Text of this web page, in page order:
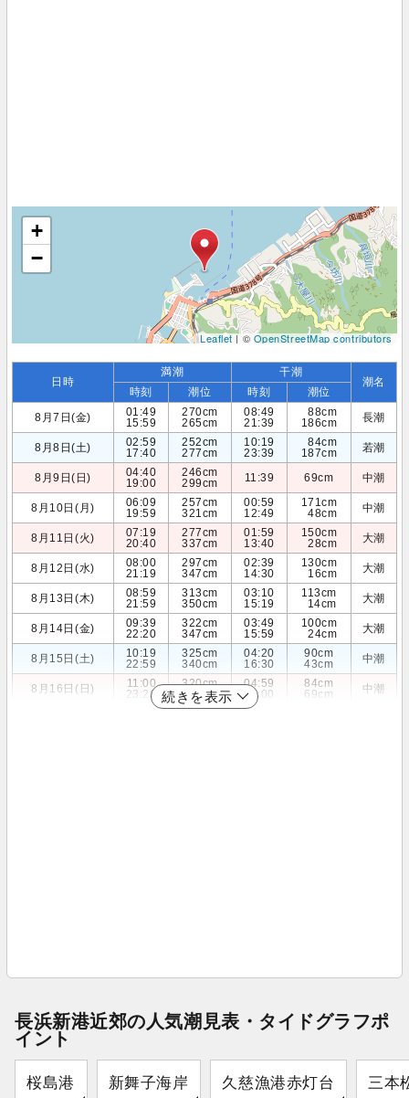
+
−
Leaflet| ©OpenStreetMap contributors
日時
満潮 干潮
潮名
時刻 潮位 時刻
潮位
8月7日(金)
01:49
15:59
270cm
265cm
08:49
21:39
88cm
186cm
長潮
8月8日(土)
02:59
17:40
252cm
277cm
10:19
23:39
84cm
187cm
若潮
8月9日(日)
04:40
19:00
246cm
299cm
11:39 69cm 中潮
8月10日(月)
06:09
19:59
257cm
321cm
00:59
12:49
171cm
48cm
中潮
8月11日(火)
07:19
20:40
277cm
337cm
01:59
13:40
150cm
28cm
大潮
8月12日(水)
08:00
21:19
297cm
347cm
02:39
14:30
130cm
16cm
大潮
8月13日(木)
08:59
21:59
313cm
350cm
03:10
15:19
113cm
14cm
大潮
8月14日(金)
09:39
22:20
322cm
347cm
03:49
15:59
100cm
24cm
大潮
8月15日(土)
10:19
22:59
325cm
340cm
04:20
16:30
90cm
43cm
中潮
8月16日(日)
11:00
23:20
320cm
328cm
04:59
17:00
84cm
69cm
中潮
続きを表示
長浜新港近郊の人気潮見表・タイドグラフポ
イント
桜島港 新舞子海岸 久慈漁港赤灯台 三本